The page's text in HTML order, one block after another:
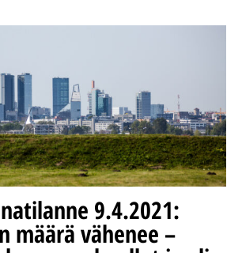
9.4.2021:
määrä vähenee –